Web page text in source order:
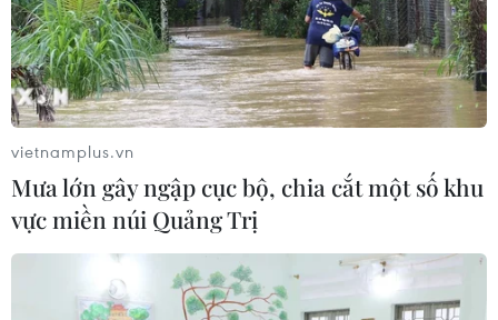
06/08/2026 23:33
Buổi hòa nhạc kéo dài 639 năm vừa
mới hoàn thành 4% hành trình
06/08/2026 11:54
Dự thảo Luật Kiến trúc: Bổ sung quy
định nhận diện bản sắc văn hóa dân
vietnamplus.vn
Mưa lớn gây ngập cục bộ, chia cắt một số khu
vực miền núi Quảng Trị